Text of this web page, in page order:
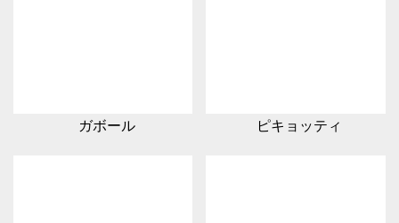
ガボール ピキョッティ